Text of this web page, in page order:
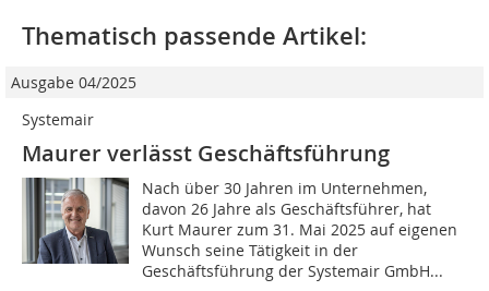
Thematisch passende Artikel:
Ausgabe 04/2025
Systemair
Maurer verlässt Geschäftsführung
Nach über 30 Jahren im Unternehmen,
davon 26 Jahre als Geschäftsführer, hat
Kurt Maurer zum 31. Mai 2025 auf eigenen
Wunsch seine Tätigkeit in der
Geschäftsführung der Systemair GmbH...